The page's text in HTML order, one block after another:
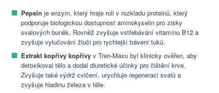
Pepsin je enzym, který hraje roli v rozkladu proteinů, který
podporuje biologickou dostupnost aminokyselin pro zisky
svalových buněk. Rovněž zvyšuje vstřebávání vitamínu B12 a
zvyšuje vylučování žluči pro rychlejší trávení tuků.
Extrakt kopřivy kopřivy v Tren-Maxu byl klinicky ověřen, aby
detoxikoval tělo a dodal diuretické účinky pro čištění krve.
Zvyšuje také výdrž cvičení, urychluje regeneraci svalů a
zvyšuje hladinu železa v těle.